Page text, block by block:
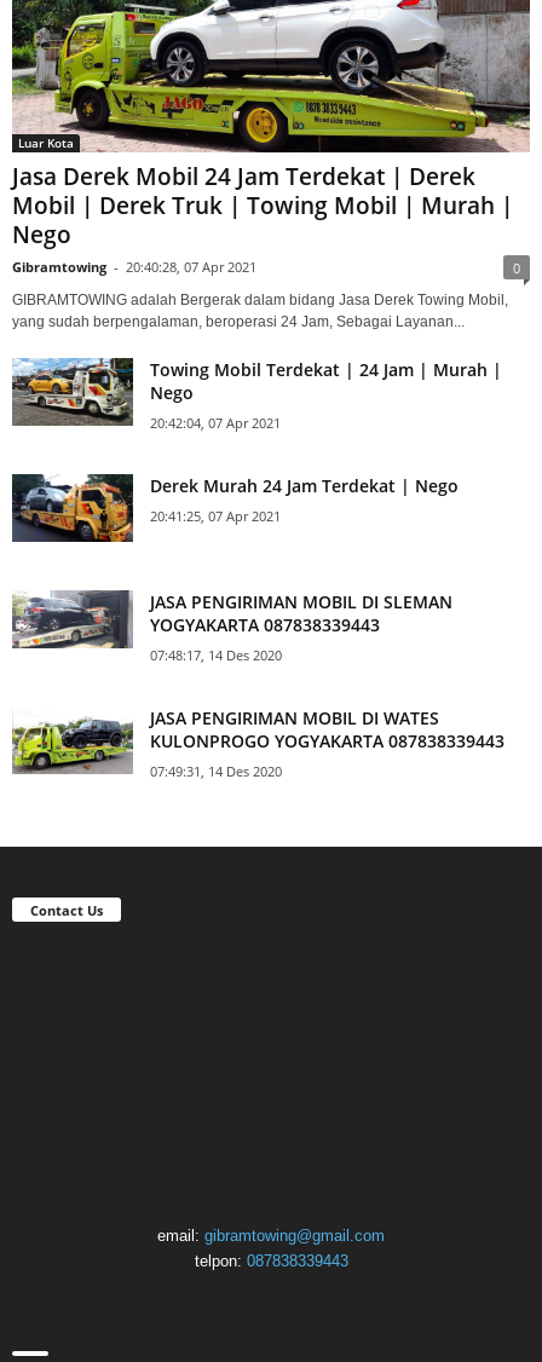
Luar Kota
Jasa Derek Mobil 24 Jam Terdekat | Derek
Mobil | Derek Truk | Towing Mobil | Murah |
Nego
Gibramtowing - 20:40:28, 07 Apr 2021 0
GIBRAMTOWING adalah Bergerak dalam bidang Jasa Derek Towing Mobil,
yang sudah berpengalaman, beroperasi 24 Jam, Sebagai Layanan...
Towing Mobil Terdekat | 24 Jam | Murah |
Nego
20:42:04, 07 Apr 2021
Derek Murah 24 Jam Terdekat | Nego
20:41:25, 07 Apr 2021
JASA PENGIRIMAN MOBIL DI SLEMAN
YOGYAKARTA 087838339443
07:48:17, 14 Des 2020
JASA PENGIRIMAN MOBIL DI WATES
KULONPROGO YOGYAKARTA 087838339443
07:49:31, 14 Des 2020
Contact Us
email: gibramtowing@gmail.com
telpon: 087838339443